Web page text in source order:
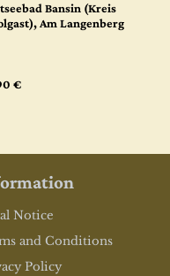
Bansin (Kreis
Am Langenberg
€
Notice
and Conditions
Policy